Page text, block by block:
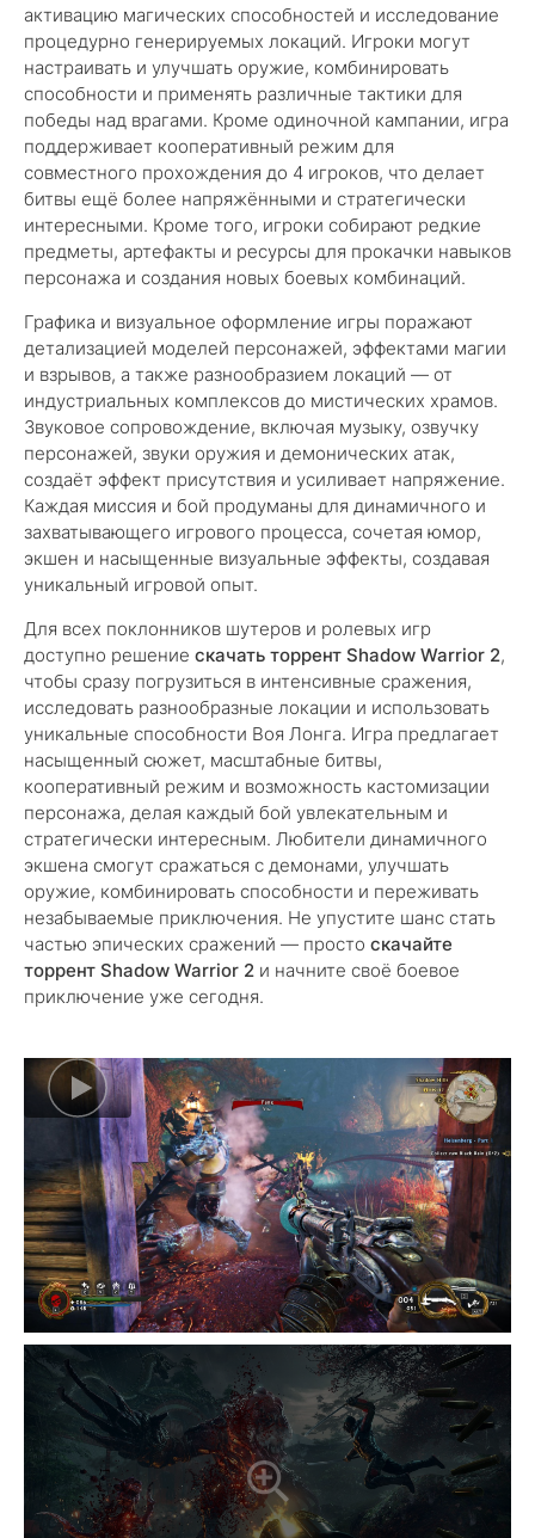
активацию магических способностей и исследование
процедурно генерируемых локаций. Игроки могут
настраивать и улучшать оружие, комбинировать
способности и применять различные тактики для
победы над врагами. Кроме одиночной кампании, игра
поддерживает кооперативный режим для
совместного прохождения до 4 игроков, что делает
битвы ещё более напряжёнными и стратегически
интересными. Кроме того, игроки собирают редкие
предметы, артефакты и ресурсы для прокачки навыков
персонажа и создания новых боевых комбинаций.
Графика и визуальное оформление игры поражают
детализацией моделей персонажей, эффектами магии
и взрывов, а также разнообразием локаций — от
индустриальных комплексов до мистических храмов.
Звуковое сопровождение, включая музыку, озвучку
персонажей, звуки оружия и демонических атак,
создаёт эффект присутствия и усиливает напряжение.
Каждая миссия и бой продуманы для динамичного и
захватывающего игрового процесса, сочетая юмор,
экшен и насыщенные визуальные эффекты, создавая
уникальный игровой опыт.
Для всех поклонников шутеров и ролевых игр
доступно решение скачать торрент Shadow Warrior 2,
чтобы сразу погрузиться в интенсивные сражения,
исследовать разнообразные локации и использовать
уникальные способности Воя Лонга. Игра предлагает
насыщенный сюжет, масштабные битвы,
кооперативный режим и возможность кастомизации
персонажа, делая каждый бой увлекательным и
стратегически интересным. Любители динамичного
экшена смогут сражаться с демонами, улучшать
оружие, комбинировать способности и переживать
незабываемые приключения. Не упустите шанс стать
частью эпических сражений — просто скачайте
торрент Shadow Warrior 2 и начните своё боевое
приключение уже сегодня.